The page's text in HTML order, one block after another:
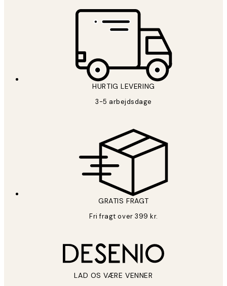
HURTIG LEVERING
3-5 arbejdsdage
GRATIS FRAGT
Fri fragt over 399 kr.
LAD OS VÆRE VENNER